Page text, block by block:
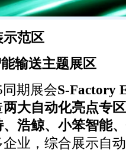
示范区
输送主题展区
同期展会S-Factory
两大自动化亮点专区
浩鲸、小笨智能
企业，综合展示自